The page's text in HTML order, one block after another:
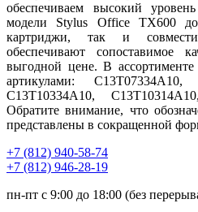
обеспечиваем высокий
модели Stylus Office TX600
картриджи, так и
обеспечивают сопоставимое
выгодной цене. В
артикулами:
C13T10334A10,
Обратите внимание, что
представлены в сокращенной
+7 (812) 940-58-74
+7 (812) 946-28-19
пн-пт с 9:00 до 18:00 (без